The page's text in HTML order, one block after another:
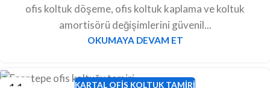
ofis koltuk döşeme, ofis koltuk kaplama ve koltuk
amortisörü değişimlerini güvenil...
OKUMAYA DEVAM ET
KARTAL OFIS KOLTUK TAMIRI